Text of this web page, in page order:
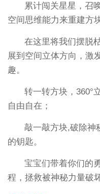
累计闯关星星，召
空间思维能力来重建方
在这里将我们摆脱
展到空间立体方向，激
趣。
转一转方块，360°
自由自在；
敲一敲方块,破除神
的钥匙。
宝宝们带着你们的
程，拯救被神秘力量破